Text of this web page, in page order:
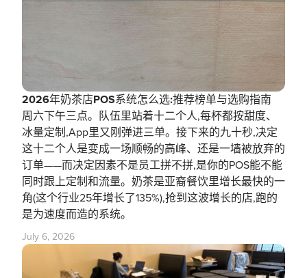
2026年奶茶店POS系统怎么选:推荐榜单与选购指南
周六下午三点。队伍里站着十二个人,每杯都按甜度、
冰量定制,App里又刚弹进三单。接下来的九十秒,决定
这十二个人是变成一场顺畅的高峰、还是一墙被放弃的
订单——而决定因素不是员工拼不拼,是你的POS能不能
同时跟上定制和流量。奶茶是亚裔餐饮里增长最快的一
角(这个行业25年增长了135%),抢到这波增长的店,跑的
是为速度而造的系统。
July 6, 2026